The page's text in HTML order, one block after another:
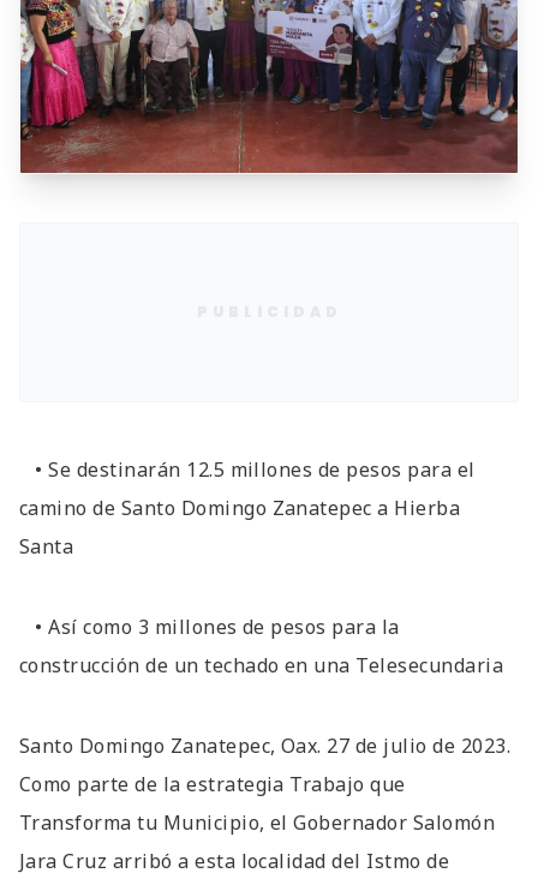
• Se destinarán 12.5 millones de pesos para el
camino de Santo Domingo Zanatepec a Hierba
Santa
• Así como 3 millones de pesos para la
construcción de un techado en una Telesecundaria
Santo Domingo Zanatepec, Oax. 27 de julio de 2023.
Como parte de la estrategia Trabajo que
Transforma tu Municipio, el Gobernador Salomón
Jara Cruz arribó a esta localidad del Istmo de